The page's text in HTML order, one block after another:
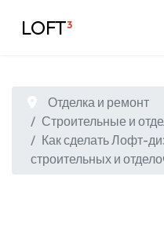
LOFT³
Отделка и ремонт
Строительные и
Как сделать Лофт-
строительных и